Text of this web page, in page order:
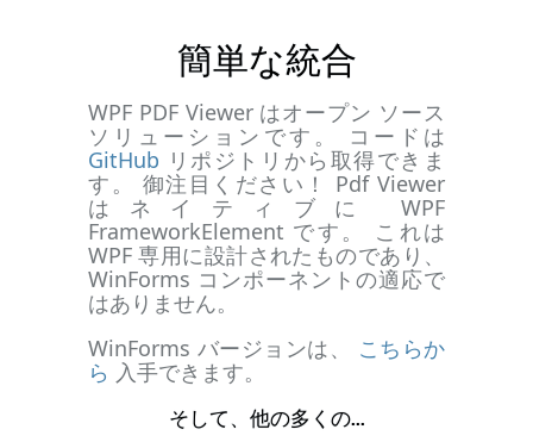
簡単な統合
WPF PDF Viewer はオープン ソース
ソリューションです。 コードは
GitHub リポジトリから取得できま
す。 御注目ください！ Pdf Viewer
はネイティブに WPF
FrameworkElement です。 これは
WPF 専用に設計されたものであり、
WinForms コンポーネントの適応で
はありません。
WinForms バージョンは、
こちらか
ら 入手できます。
そして、他の多くの...